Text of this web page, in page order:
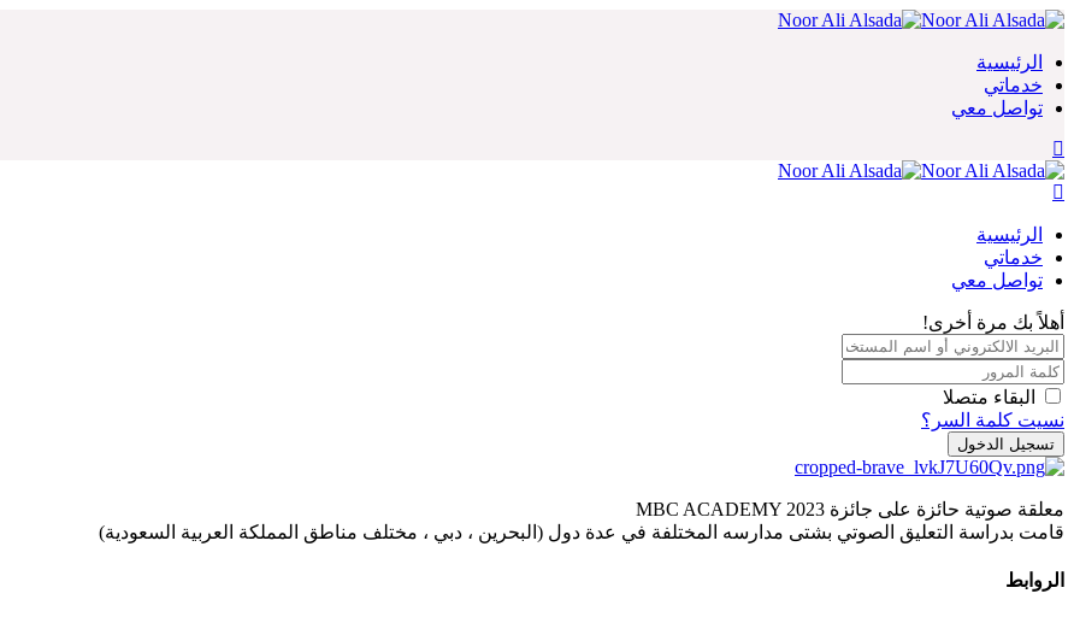
Skip
contentالرئيسية
خدماتي
تواصل معي
الرئيسية
خدماتي
تواصل معي
أهلاً بك مرة أخرى!
البقاء متصلا
نسيت كلمة السر؟
تسجيل الدخول
معلقة صوتية حائزة على جائزة MBC ACADEMY 2023
قامت بدراسة التعليق الصوتي بشتى مدارسه المختلفة في عدة دول (البحرين ، دبي ، مختلف مناطق المملكة العربية السعودية)
الروابط